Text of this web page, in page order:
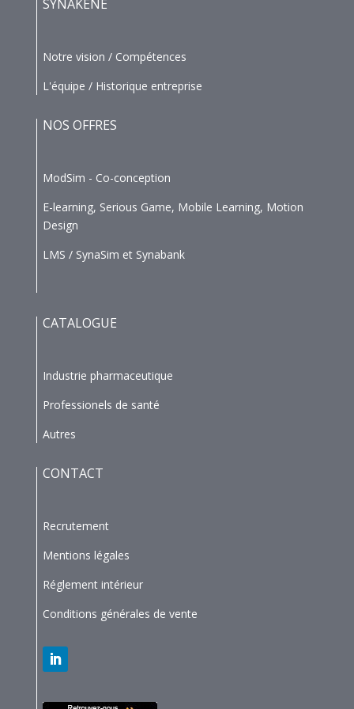
SYNAKENE
Notre vision / Compétences
L'équipe / Historique entreprise
NOS OFFRES
ModSim - Co-conception
E-learning, Serious Game, Mobile Learning, Motion
Design
LMS / SynaSim et Synabank
CATALOGUE
Industrie pharmaceutique
Professionels de santé
Autres
CONTACT
Recrutement
Mentions légales
Réglement intérieur
Conditions générales de vente